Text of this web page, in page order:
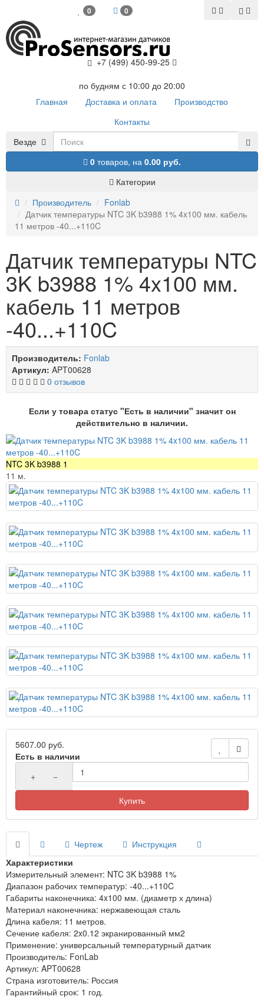
0 0
+7 (499) 450-99-25
по будням с 10:00 до 20:00
Главная
Доставка и оплата
Производство
Контакты
Везде
0 товаров, на 0.00 руб.
Категории
Производитель
Fonlab
Датчик температуры NTC 3K b3988 1% 4x100 мм. кабель
11 метров -40...+110C
Датчик температуры NTC
3K b3988 1% 4x100 мм.
кабель 11 метров
-40...+110C
Производитель: Fonlab
Артикул: APT00628
0 отзывов
Если у товара статус "Есть в наличии" значит он
действительно в наличии.
NTC 3K b3988 1
11 м.
5607.00 руб.
Есть в наличии
+
−
Купить
Чертеж
Инструкция
Характеристики
Измерительный элемент: NTC 3K b3988 1%
Диапазон рабочих температур: -40...+110C
Габариты наконечника: 4x100 мм. (диаметр х длина)
Материал наконечника: нержавеющая сталь
Длина кабеля: 11 метров.
Сечение кабеля: 2x0.12 экранированный мм2
Применение: универсальный температурный датчик
Производитель: FonLab
Артикул: APT00628
Страна изготовитель: Россия
Гарантийный срок: 1 год.